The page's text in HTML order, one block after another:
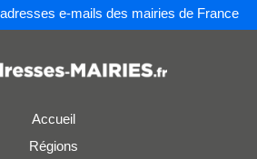
e-mails des mairies de France
Accueil
Régions